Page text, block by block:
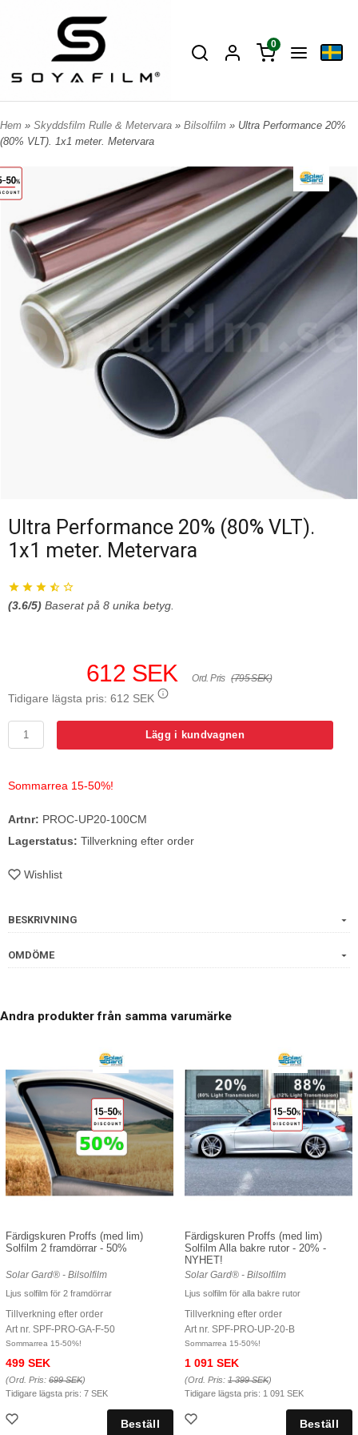
0
Hem » Skyddsfilm Rulle & Metervara » Bilsolfilm » Ultra Performance 20%
(80% VLT). 1x1 meter. Metervara
Ultra Performance 20% (80% VLT).
1x1 meter. Metervara
(3.6/5) Baserat på 8 unika betyg.
612 SEK Ord. Pris (795 SEK)
Tidigare lägsta pris: 612 SEK
Lägg i kundvagnen
Sommarrea 15-50%!
Artnr: PROC-UP20-100CM
Lagerstatus: Tillverkning efter order
Wishlist
BESKRIVNING
OMDÖME
Andra produkter från samma varumärke
Färdigskuren Proffs (med lim)
Solfilm 2 framdörrar - 50%
Solar Gard® - Bilsolfilm
Ljus solfilm för 2 framdörrar
Tillverkning efter order
Art nr. SPF-PRO-GA-F-50
Sommarrea 15-50%!
499 SEK
(Ord. Pris: 699 SEK)
Tidigare lägsta pris: 7 SEK
Färdigskuren Proffs (med lim)
Solfilm Alla bakre rutor - 20% -
NYHET!
Solar Gard® - Bilsolfilm
Ljus solfilm för alla bakre rutor
Tillverkning efter order
Art nr. SPF-PRO-UP-20-B
Sommarrea 15-50%!
1 091 SEK
(Ord. Pris: 1 399 SEK)
Tidigare lägsta pris: 1 091 SEK